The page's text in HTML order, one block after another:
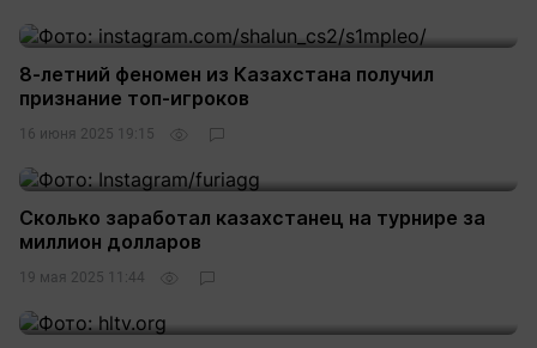
8-летний феномен из Казахстана получил
признание топ-игроков
16 июня 2025 19:15
Сколько заработал казахстанец на турнире за
миллион долларов
19 мая 2025 11:44